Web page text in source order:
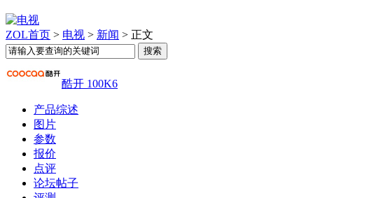
ZOL首页 > 电视 > 新闻 > 正文
酷开 100K6
产品综述
图片
参数
报价
点评
论坛帖子